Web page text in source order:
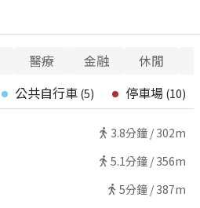
醫療 金融 休閒
公共自行車 (5) 停車場 (10)
3.8分鐘 / 302m
5.1分鐘 / 356m
5分鐘 / 387m